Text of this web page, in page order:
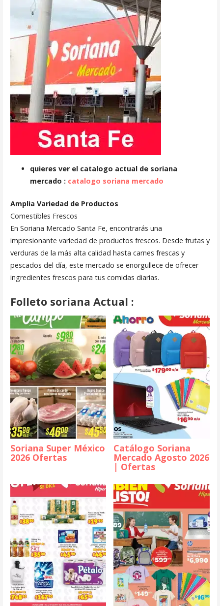
quieres ver el catalogo actual de soriana
mercado : catalogo soriana mercado
Amplia Variedad de Productos
Comestibles Frescos
En Soriana Mercado Santa Fe, encontrarás una
impresionante variedad de productos frescos. Desde frutas y
verduras de la más alta calidad hasta carnes frescas y
pescados del día, este mercado se enorgullece de ofrecer
ingredientes frescos para tus comidas diarias.
Folleto soriana Actual :
Soriana Super México
2026 Ofertas
Catálogo Soriana
Mercado Agosto 2026
| Ofertas